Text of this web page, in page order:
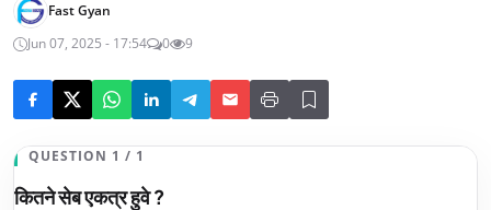
Fast Gyan
Jun 07, 2025 - 17:54
0 9
QUESTION 1 / 1
कितने सेब एकत्र हुवे ?